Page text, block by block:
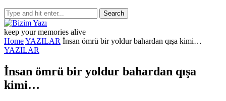
keep your memories alive
HomeYAZILAR İnsan ömrü bir yoldur bahardan qışa kimi…
YAZILAR
İnsan ömrü bir yoldur bahardan qışa
kimi…